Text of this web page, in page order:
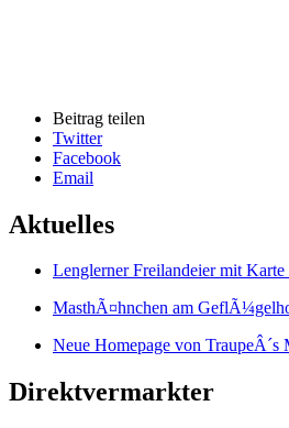
Beitrag teilen
Twitter
Facebook
Email
Aktuelles
Lenglerner Freilandeier mit Karte
MasthÃ¤hnchen am
Neue Homepage von TraupeÂ´s
Direktvermarkter